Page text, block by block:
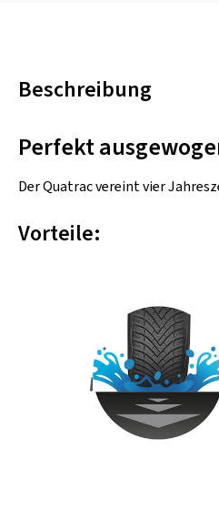
Beschreibung
Perfekt
Der Quatrac vereint vier
Vorteile: